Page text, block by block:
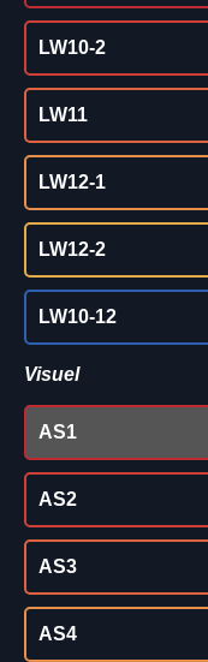
LW10-2
LW11
LW12-1
LW12-2
LW10-12
Visuel
AS1
AS2
AS3
AS4